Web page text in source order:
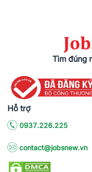
Tìm đúng
Hỗ trợ
0937.226.225
contact@jobsnew.vn